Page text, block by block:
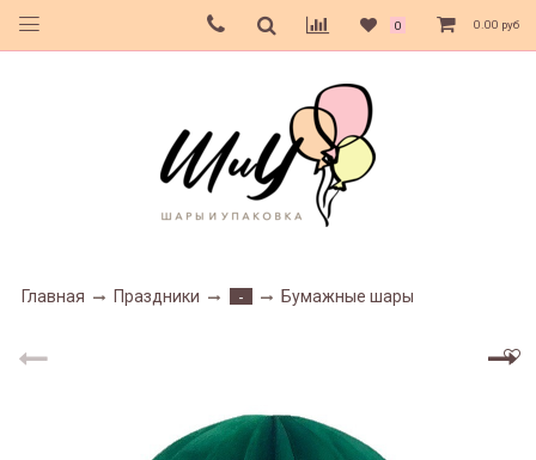
0 0.00 руб
Главная Праздники - Бумажные шары